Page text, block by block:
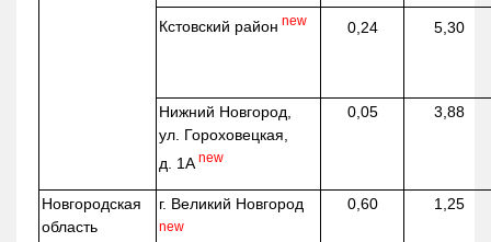
Кстовский район new 0,24 5,30
Нижний Новгород,
ул. Гороховецкая,
д. 1А new
0,05 3,88
Новгородская
область
г. Великий Новгород
new
0,60 1,25